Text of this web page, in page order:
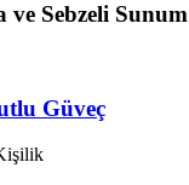
ve Sebzeli Sunum
Güveç